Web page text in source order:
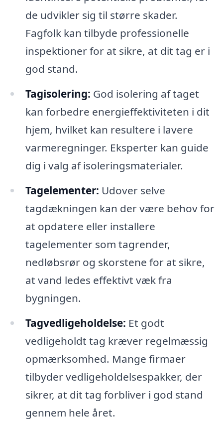
de udvikler sig til større skader.
Fagfolk kan tilbyde professionelle
inspektioner for at sikre, at dit tag er i
god stand.
Tagisolering: God isolering af taget
kan forbedre energieffektiviteten i dit
hjem, hvilket kan resultere i lavere
varmeregninger. Eksperter kan guide
dig i valg af isoleringsmaterialer.
Tagelementer: Udover selve
tagdækningen kan der være behov for
at opdatere eller installere
tagelementer som tagrender,
nedløbsrør og skorstene for at sikre,
at vand ledes effektivt væk fra
bygningen.
Tagvedligeholdelse: Et godt
vedligeholdt tag kræver regelmæssig
opmærksomhed. Mange firmaer
tilbyder vedligeholdelsespakker, der
sikrer, at dit tag forbliver i god stand
gennem hele året.